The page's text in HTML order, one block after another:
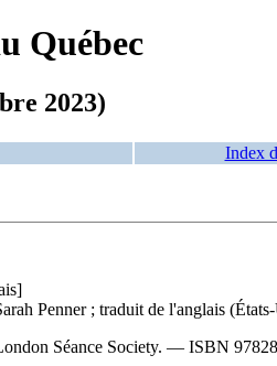
Québec
2023)
Index
Penner ; traduit de l'anglais
Séance Society. — ISBN